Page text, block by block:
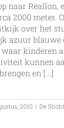
naar Réallon,
2000 meter.
over het
azuur blauwe
waar kinderen
kunnen
en [...]
2010 | De